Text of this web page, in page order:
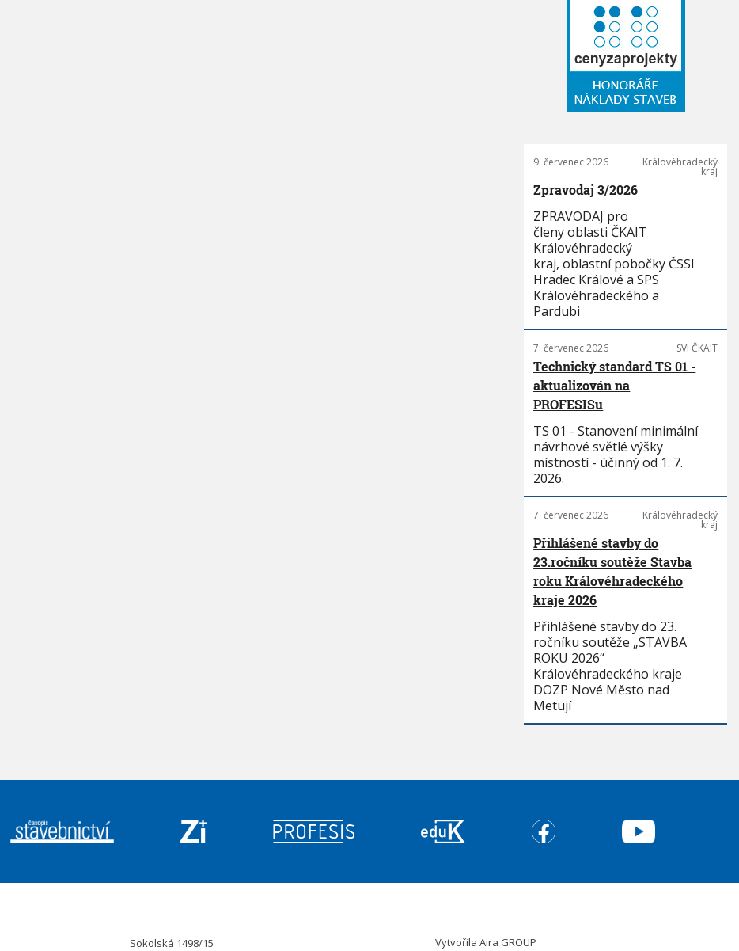
9. červenec 2026 Královéhradecký
kraj
Zpravodaj 3/2026
ZPRAVODAJ pro
členy oblasti ČKAIT
Královéhradecký
kraj, oblastní pobočky ČSSI
Hradec Králové a SPS
Královéhradeckého a
Pardubi
7. červenec 2026 SVI ČKAIT
Technický standard TS 01 -
aktualizován na
PROFESISu
TS 01 - Stanovení minimální
návrhové světlé výšky
místností - účinný od 1. 7.
2026.
7. červenec 2026 Královéhradecký
kraj
Přihlášené stavby do
23.ročníku soutěže Stavba
roku Královéhradeckého
kraje 2026
Přihlášené stavby do 23.
ročníku soutěže „STAVBA
ROKU 2026“
Královéhradeckého kraje
DOZP Nové Město nad
Metují
Sokolská 1498/15 VytvořilaAira GROUP